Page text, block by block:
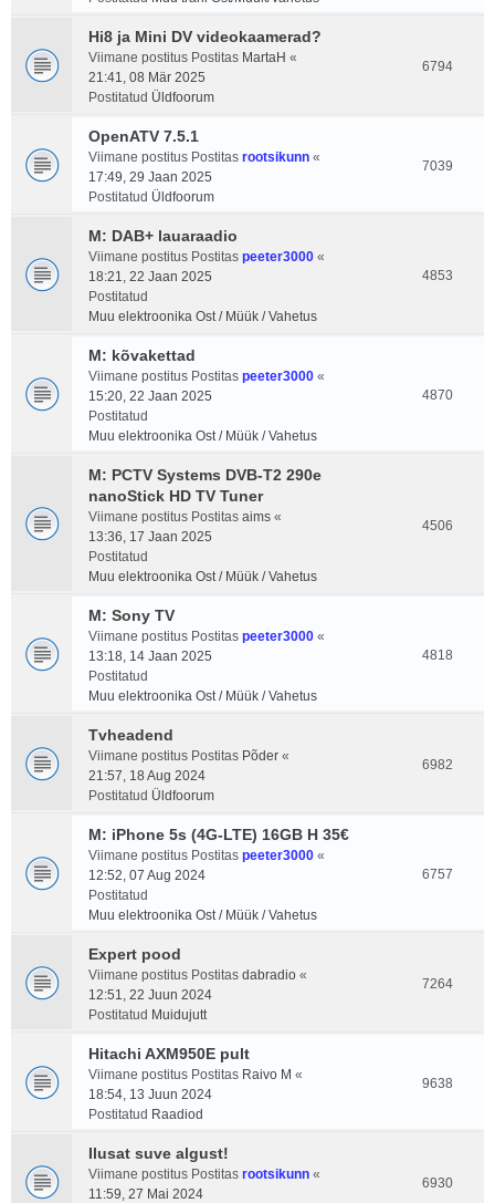
Hi8 ja Mini DV videokaamerad?
Viimane postitus Postitas MartaH «
21:41, 08 Mär 2025
Postitatud Üldfoorum
6794
OpenATV 7.5.1
Viimane postitus Postitas rootsikunn «
17:49, 29 Jaan 2025
Postitatud Üldfoorum
7039
M: DAB+ lauaraadio
Viimane postitus Postitas peeter3000 «
18:21, 22 Jaan 2025
Postitatud
Muu elektroonika Ost / Müük / Vahetus
4853
M: kõvakettad
Viimane postitus Postitas peeter3000 «
15:20, 22 Jaan 2025
Postitatud
Muu elektroonika Ost / Müük / Vahetus
4870
M: PCTV Systems DVB-T2 290e
nanoStick HD TV Tuner
Viimane postitus Postitas aims «
13:36, 17 Jaan 2025
Postitatud
Muu elektroonika Ost / Müük / Vahetus
4506
M: Sony TV
Viimane postitus Postitas peeter3000 «
13:18, 14 Jaan 2025
Postitatud
Muu elektroonika Ost / Müük / Vahetus
4818
Tvheadend
Viimane postitus Postitas Põder «
21:57, 18 Aug 2024
Postitatud Üldfoorum
6982
M: iPhone 5s (4G-LTE) 16GB H 35€
Viimane postitus Postitas peeter3000 «
12:52, 07 Aug 2024
Postitatud
Muu elektroonika Ost / Müük / Vahetus
6757
Expert pood
Viimane postitus Postitas dabradio «
12:51, 22 Juun 2024
Postitatud Muidujutt
7264
Hitachi AXM950E pult
Viimane postitus Postitas Raivo M «
18:54, 13 Juun 2024
Postitatud Raadiod
9638
Ilusat suve algust!
Viimane postitus Postitas rootsikunn «
11:59, 27 Mai 2024
6930